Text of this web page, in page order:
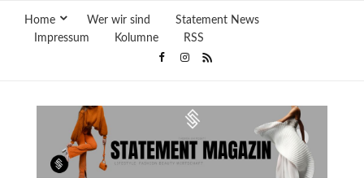
Home Wer wir sind
Statement News
Impressum
Kolumne RSS